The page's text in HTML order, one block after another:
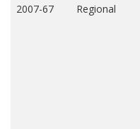
2007-67 Regional